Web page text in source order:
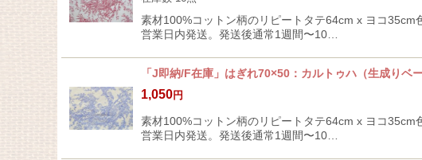
素材100%コットン柄のリピートタテ64cm x ヨコ
営業日内発送。発送後通常1週間〜10…
「J即納/F在庫」はぎれ70×50：カルトゥハ（生成り
1,050円
素材100%コットン柄のリピートタテ64cm x ヨコ
営業日内発送。発送後通常1週間〜10…